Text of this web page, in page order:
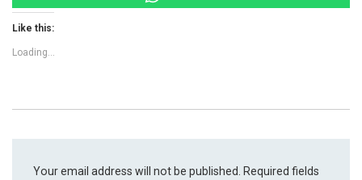
Like this:
Loading...
Your email address will not be published. Required fields